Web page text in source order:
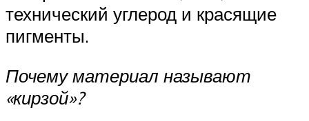
технический углерод и красящие
пигменты.
Почему материал называют
«кирзой»?